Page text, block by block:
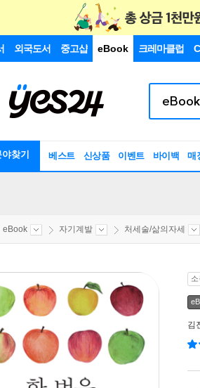
외국도서 중고샵 eBook 크레마클럽
찾기 베스트 신상품 이벤트 바이백 매
eBook 자기계발 처세술/삶의자세
김